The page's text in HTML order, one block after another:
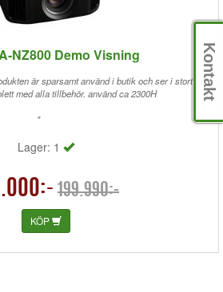
NZ800 Demo Visning
är sparsamt använd i butik och ser i stort
med alla tillbehör. använd ca 2300H
"
Lager: 1
199.990:-
KÖP
Kontakt